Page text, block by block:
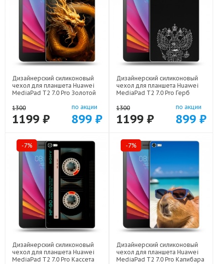
Дизайнерский силиконовый
чехол для планшета Huawei
MediaPad T2 7.0 Pro Золотой
1300
1199 ₽
по акции
899 ₽
Дизайнерский силиконовый
чехол для планшета Huawei
MediaPad T2 7.0 Pro Герб
1300
1199 ₽
по акции
899 ₽
-7%
Дизайнерский силиконовый
чехол для планшета Huawei
MediaPad T2 7.0 Pro Кассета
-7%
Дизайнерский силиконовый
чехол для планшета Huawei
MediaPad T2 7.0 Pro Капибара